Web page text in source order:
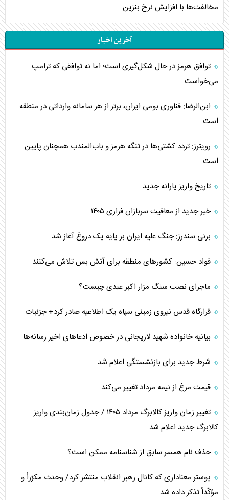
مخالفت‌ها با افزایش نرخ بنزین
آخرین اخبار
توافق هرمز در حال شکل‌گیری است؛ اما نه توافقی که ترامپ
می‌خواست
ابن‌الرضا: فناوری بومی ایران، برتر از هر سامانه وارداتی در منطقه
است
رویترز: تردد کشتی‌ها در تنگه هرمز و باب‌المندب همچنان پایین
است
تاریخ واریز یارانه جدید
خبر جدید از معافیت سربازان فراری ۱۴۰۵
برنی سندرز: جنگ علیه ایران بر پایه یک دروغ آغاز شد
فواد حسین: کشورهای منطقه برای آتش بس تلاش می‌کنند
ماجرای نصب سنگ مزار اکبر عبدی چیست؟
قرارگاه قدس نیروی زمینی سپاه یک اطلاعیه صادر کرد+ جزئیات
بیانیه خانواده شهید لاریجانی در خصوص ادعاهای اخیر رسانه‌ها
شرط جدید برای بازنشستگی اعلام شد
قیمت مرغ از نیمه مرداد تغییر می‌کند
تغییر زمان واریز کالابرگ مرداد ۱۴۰۵ / جدول زمان‌بندی واریز
کالابرگ جدید اعلام شد
حذف نام همسر سابق از شناسنامه ممکن است؟
پوستر معناداری که کانال رهبر انقلاب منتشر کرد/ وحدت مکرّراً و
مؤکّداً تذکر داده شد